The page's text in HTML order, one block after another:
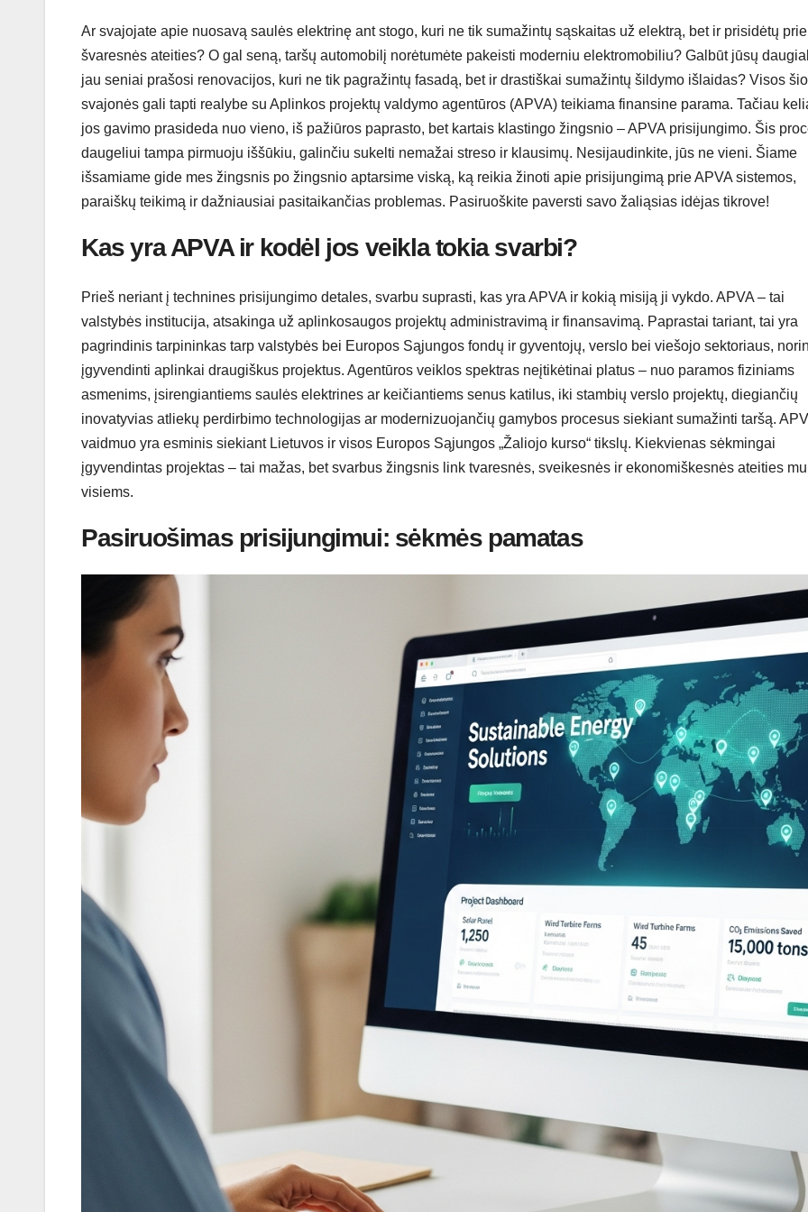
Ar svajojate apie nuosavą saulės elektrinę ant stogo, kuri ne tik sumažintų sąskaitas už elektrą, bet ir prisidėtų prie
švaresnės ateities? O gal seną, taršų automobilį norėtumėte pakeisti moderniu elektromobiliu? Galbūt jūsų
jau seniai prašosi renovacijos, kuri ne tik pagražintų fasadą, bet ir drastiškai sumažintų šildymo išlaidas? Visos
svajonės gali tapti realybe su Aplinkos projektų valdymo agentūros (APVA) teikiama finansine parama. Tačiau
jos gavimo prasideda nuo vieno, iš pažiūros paprasto, bet kartais klastingo žingsnio – APVA prisijungimo. Šis
daugeliui tampa pirmuoju iššūkiu, galinčiu sukelti nemažai streso ir klausimų. Nesijaudinkite, jūs ne vieni. Šiame
išsamiame gide mes žingsnis po žingsnio aptarsime viską, ką reikia žinoti apie prisijungimą prie APVA sistemos,
paraiškų teikimą ir dažniausiai pasitaikančias problemas. Pasiruoškite paversti savo žaliąsias idėjas tikrove!
Kas yra APVA ir kodėl jos veikla tokia svarbi?
Prieš neriant į technines prisijungimo detales, svarbu suprasti, kas yra APVA ir kokią misiją ji vykdo. APVA – tai
valstybės institucija, atsakinga už aplinkosaugos projektų administravimą ir finansavimą. Paprastai tariant, tai yra
pagrindinis tarpininkas tarp valstybės bei Europos Sąjungos fondų ir gyventojų, verslo bei viešojo sektoriaus,
įgyvendinti aplinkai draugiškus projektus. Agentūros veiklos spektras neįtikėtinai platus – nuo paramos fiziniams
asmenims, įsirengiantiems saulės elektrines ar keičiantiems senus katilus, iki stambių verslo projektų, diegiančių
inovatyvias atliekų perdirbimo technologijas ar modernizuojančių gamybos procesus siekiant sumažinti taršą.
vaidmuo yra esminis siekiant Lietuvos ir visos Europos Sąjungos „Žaliojo kurso“ tikslų. Kiekvienas sėkmingai
įgyvendintas projektas – tai mažas, bet svarbus žingsnis link tvaresnės, sveikesnės ir ekonomiškesnės ateities
visiems.
Pasiruošimas prisijungimui: sėkmės pamatas